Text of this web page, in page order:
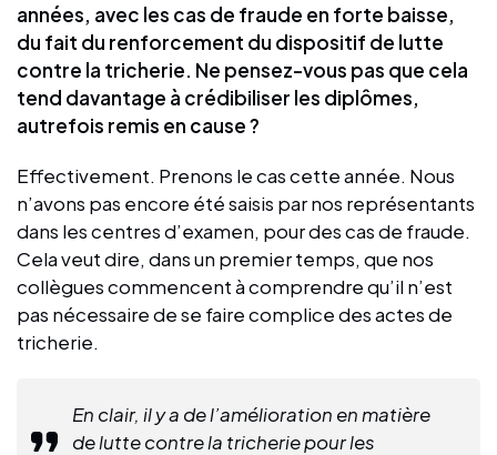
années, avec les cas de fraude en forte baisse,
du fait du renforcement du dispositif de lutte
contre la tricherie. Ne pensez-vous pas que cela
tend davantage à crédibiliser les diplômes,
autrefois remis en cause ?
Effectivement. Prenons le cas cette année. Nous
n’avons pas encore été saisis par nos représentants
dans les centres d’examen, pour des cas de fraude.
Cela veut dire, dans un premier temps, que nos
collègues commencent à comprendre qu’il n’est
pas nécessaire de se faire complice des actes de
tricherie.
En clair, il y a de l’amélioration en matière
de lutte contre la tricherie pour les